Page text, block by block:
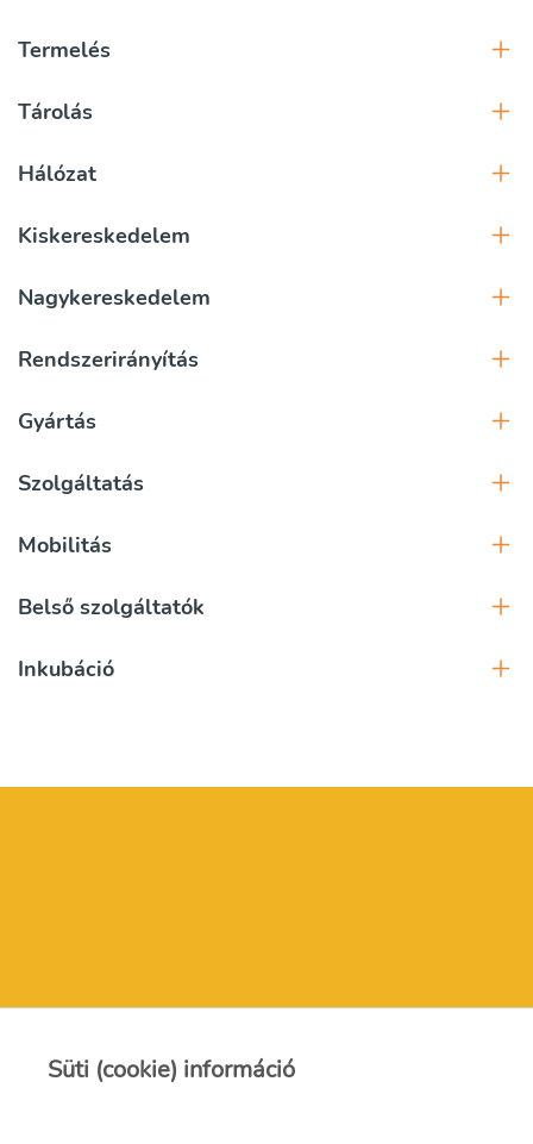
Termelés
Tárolás
Hálózat
Kiskereskedelem
Nagykereskedelem
Rendszerirányítás
Gyártás
Szolgáltatás
Mobilitás
Belső szolgáltatók
Inkubáció
Süti (cookie) információ